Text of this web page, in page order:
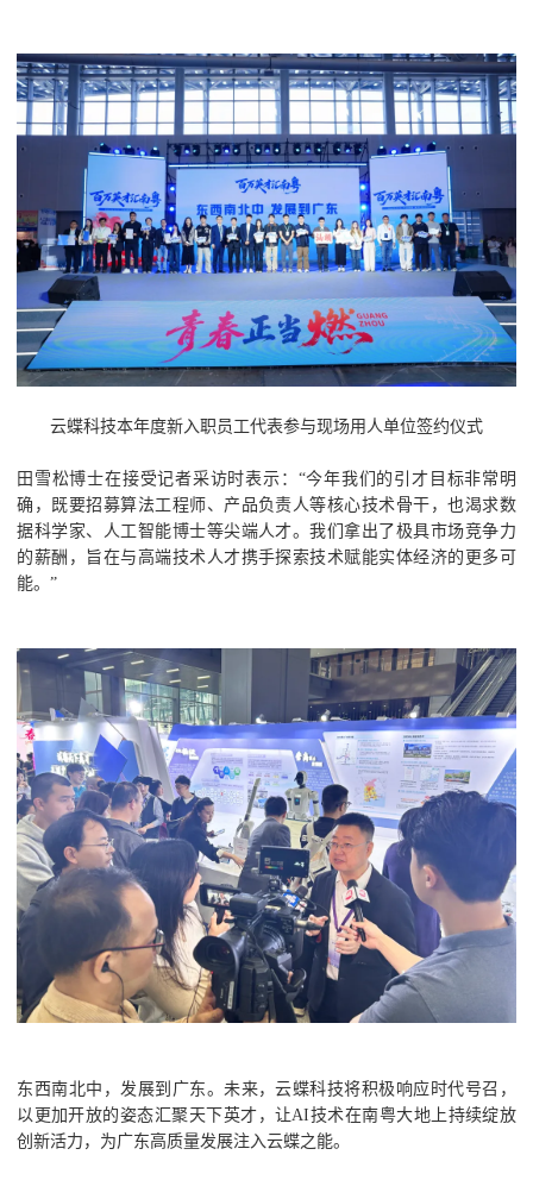
云蝶科技本年度新入职员工代表参与现场用人单位签约仪式
田雪松博士在接受记者采访时表示：“今年我们的引才目标非常明
确，既要招募算法工程师、产品负责人等核心技术骨干，也渴求数
据科学家、人工智能博士等尖端人才。我们拿出了极具市场竞争力
的薪酬，旨在与高端技术人才携手探索技术赋能实体经济的更多可
能。”
东西南北中，发展到广东。未来，云蝶科技将积极响应时代号召，
以更加开放的姿态汇聚天下英才，让AI技术在南粤大地上持续绽放
创新活力，为广东高质量发展注入云蝶之能。